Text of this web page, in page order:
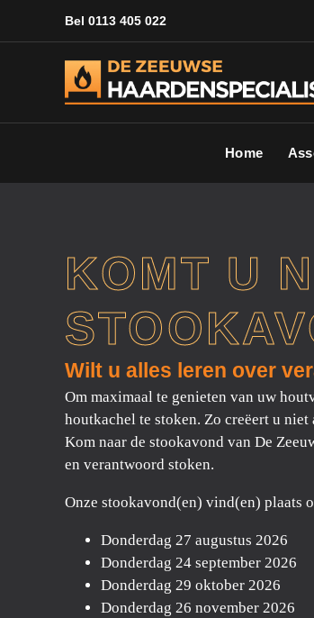
Bel 0113 405 022
Home
KOMT U
Wilt u alles leren over
Om maximaal te genieten van uw
houtkachel te stoken. Zo creëert u
Kom naar de stookavond van De
en verantwoord stoken.
Onze stookavond(en) vind(en) plaats
Donderdag 27 augustus 2026
Donderdag 24 september 2026
Donderdag 29 oktober 2026
Donderdag 26 november 2026